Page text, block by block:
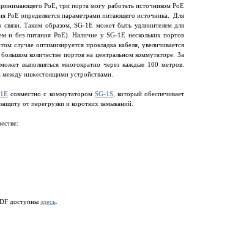
PoE, три порта могу работать источником PoE
PoE определяется параметрами питающего источника. Для
Таким образом, SG-1E может быть удлинителем для
и без питания PoE). Наличие у SG-1E нескольких портов
случае оптимизируется прокладка кабеля, увеличивается
количестве портов на центральном коммутаторе. За
выполняться многократно через каждые 100 метров.
между нижестоящими устройствами.
совместно с коммутатором SG-1S, который обеспечивает
от перегрузки и коротких замыканий.
доступны здесь